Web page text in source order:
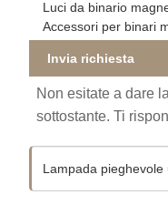
Luci da binario
Accessori per binari
Invia richiesta
Non esitate a dare
sottostante. Ti